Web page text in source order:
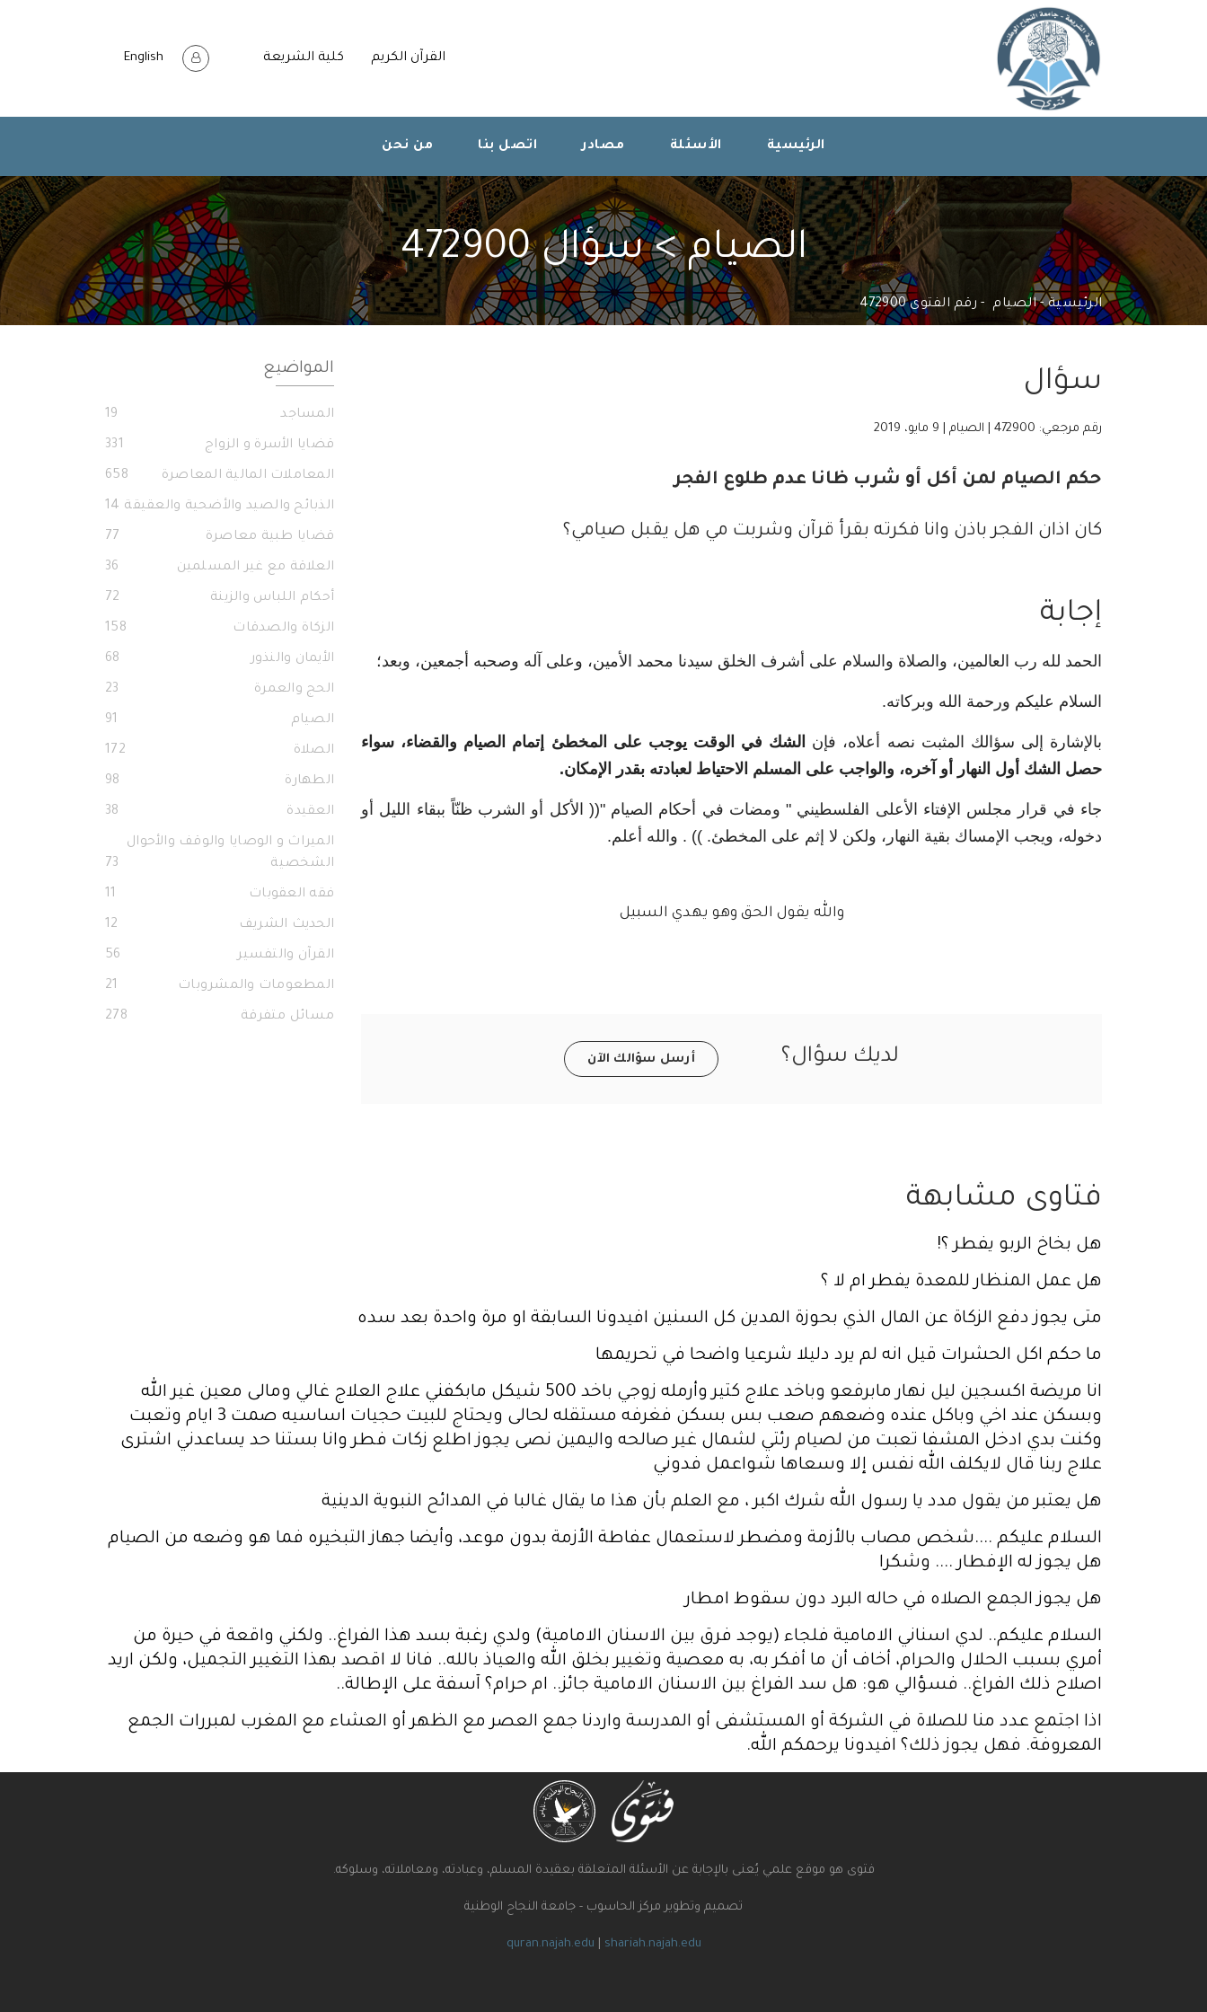
القرآن الكريم كلية الشريعة English
الرئيسية الأسئلة مصادر اتصل بنا من نحن
الصيام > سؤال 472900
الرئيسية الصيام رقم الفتوى 472900
سؤال
رقم مرجعي: 472900 | الصيام | 9 مايو، 2019
حكم الصيام لمن أكل أو شرب ظانا عدم طلوع الفجر
كان اذان الفجر باذن وانا فكرته بقرأ قرآن وشربت مي هل يقبل صيامي؟
إجابة
الحمد لله رب العالمين، والصلاة والسلام على أشرف الخلق سيدنا محمد الأمين، وعلى آله وصحبه أجمعين، وبعد؛
السلام عليكم ورحمة الله وبركاته.
بالإشارة إلى سؤالك المثبت نصه أعلاه، فإن الشك في الوقت يوجب على المخطئ إتمام الصيام والقضاء، سواء
حصل الشك أول النهار أو آخره، والواجب على المسلم الاحتياط لعبادته بقدر الإمكان.
جاء في قرار مجلس الإفتاء الأعلى الفلسطيني " ومضات في أحكام الصيام "(( الأكل أو الشرب ظنّاً ببقاء الليل أو
دخوله، ويجب الإمساك بقية النهار، ولكن لا إثم على المخطئ. )) . والله أعلم.
والله يقول الحق وهو يهدي السبيل
لديك سؤال؟ أرسل سؤالك الآن
المواضيع
المساجد 19
قضايا الأسرة و الزواج 331
المعاملات المالية المعاصرة 658
الذبائح والصيد والأضحية والعقيقة 14
قضايا طبية معاصرة 77
العلاقة مع غير المسلمين 36
أحكام اللباس والزينة 72
الزكاة والصدقات 158
الأيمان والنذور 68
الحج والعمرة 23
الصيام 91
الصلاة 172
الطهارة 98
العقيدة 38
الميراث و الوصايا والوقف والأحوال
الشخصية
73
فقه العقوبات 11
الحديث الشريف 12
القرآن والتفسير 56
المطعومات والمشروبات 21
مسائل متفرقة 278
فتاوى مشابهة
هل بخاخ الربو يفطر ؟!
هل عمل المنظار للمعدة يفطر ام لا ؟
متى يجوز دفع الزكاة عن المال الذي بحوزة المدين كل السنين افيدونا السابقة او مرة واحدة بعد سده
ما حكم اكل الحشرات قيل انه لم يرد دليلا شرعيا واضحا في تحريمها
انا مريضة اكسجين ليل نهار مابرفعو وباخد علاج كتير وأرمله زوجي باخد 500 شيكل مابكفني علاج العلاج غالي ومالى معين غير الله
وبسكن عند اخي وباكل عنده وضعهم صعب بس بسكن فغرفه مستقله لحالى ويحتاج للبيت حجيات اساسيه صمت 3 ايام وتعبت
وكنت بدي ادخل المشفا تعبت من لصيام رئتي لشمال غير صالحه واليمين نصى يجوز اطلع زكات فطر وانا بستنا حد يساعدني اشترى
علاج ربنا قال لايكلف الله نفس إلا وسعاها شواعمل فدوني
هل يعتبر من يقول مدد يا رسول الله شرك اكبر ، مع العلم بأن هذا ما يقال غالبا في المدائح النبوية الدينية
السلام عليكم ....شخص مصاب بالأزمة ومضطر لاستعمال عفاطة الأزمة بدون موعد، وأيضا جهاز التبخيره فما هو وضعه من الصيام
هل يجوز له الإفطار .... وشكرا
هل يجوز الجمع الصلاه في حاله البرد دون سقوط امطار
السلام عليكم.. لدي اسناني الامامية فلجاء (يوجد فرق بين الاسنان الامامية) ولدي رغبة بسد هذا الفراغ.. ولكني واقعة في حيرة من
أمري بسبب الحلال والحرام، أخاف أن ما أفكر به، به معصية وتغيير بخلق الله والعياذ بالله.. فانا لا اقصد بهذا التغيير التجميل، ولكن اريد
اصلاح ذلك الفراغ.. فسؤالي هو: هل سد الفراغ بين الاسنان الامامية جائز.. ام حرام؟ آسفة على الإطالة..
اذا اجتمع عدد منا للصلاة في الشركة أو المستشفى أو المدرسة واردنا جمع العصر مع الظهر أو العشاء مع المغرب لمبررات الجمع
المعروفة. فهل يجوز ذلك؟ افيدونا يرحمكم الله.
فتوى هو موقع علمي يُعنى بالإجابة عن الأسئلة المتعلقة بعقيدة المسلم، وعبادته، ومعاملاته، وسلوكه.
تصميم وتطوير مركز الحاسوب - جامعة النجاح الوطنية
quran.najah.edu shariah.najah.edu